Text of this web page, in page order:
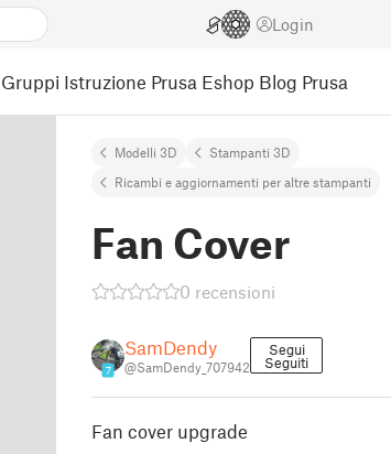
Login
Gruppi Istruzione Prusa Eshop Blog Prusa
Modelli 3D
Stampanti 3D
Ricambi e aggiornamenti per altre stampanti
Fan Cover
0 recensioni
7
SamDendy
@SamDendy_707942
Segui
Seguiti
Fan cover upgrade